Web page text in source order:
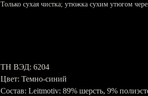
Только сухая чистка; утюжка сухим утюгом
ТН ВЭД: 6204
Цвет: Темно-синий
Состав: Leitmotiv: 89% шерсть, 9%